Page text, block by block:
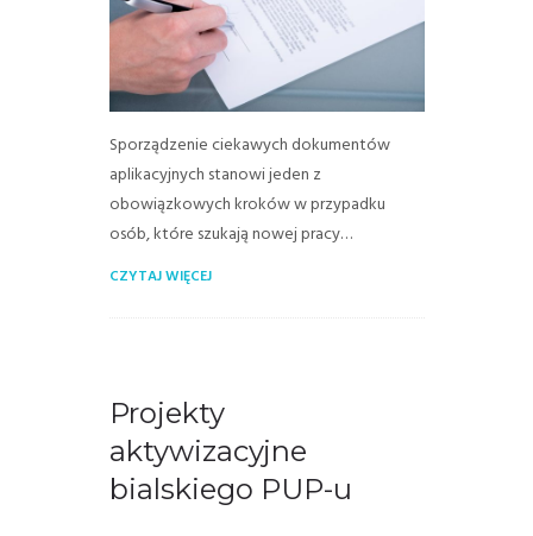
Sporządzenie ciekawych dokumentów
aplikacyjnych stanowi jeden z
obowiązkowych kroków w przypadku
osób, które szukają nowej pracy…
CZYTAJ WIĘCEJ
Projekty
aktywizacyjne
bialskiego PUP-u